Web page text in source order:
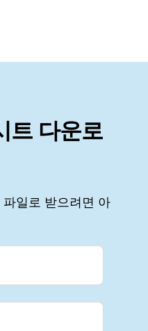
트 다운로
일로 받으려면 아